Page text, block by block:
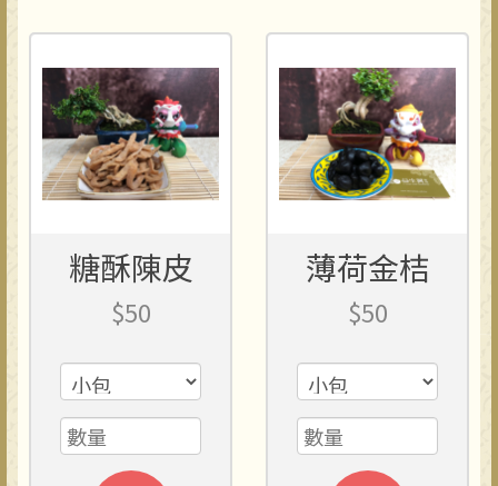
糖酥陳皮
$50
薄荷金桔
$50